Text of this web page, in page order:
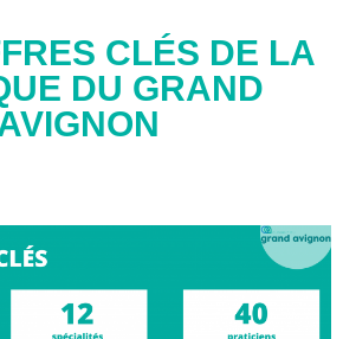
CLÉS DE LA
DU GRAND